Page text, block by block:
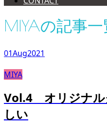
MIYAの記事一
01Aug2021
MIYA
Vol.4 オリジナル
しい